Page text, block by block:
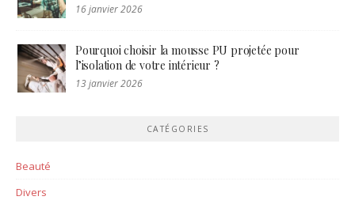
16 janvier 2026
Pourquoi choisir la mousse PU projetée pour
l’isolation de votre intérieur ?
13 janvier 2026
CATÉGORIES
Beauté
Divers